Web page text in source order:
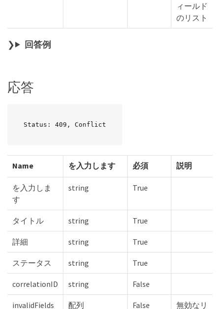
ィールド
のリスト
回答例
応答
Status: 409, Conflict
Name を入力します 必須 説明
を入力しま
す
string True
タイトル string True
詳細 string True
ステータス string True
correlationID string False
invalidFields 配列 False 無効なリ